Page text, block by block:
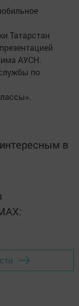
Татарстан
АУСН.
по
в